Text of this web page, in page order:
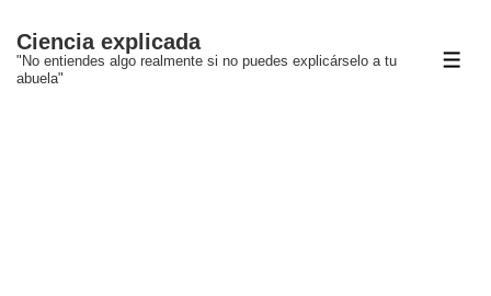
Saltar
Ciencia explicada
"No entiendes algo realmente si no puedes explicárselo a tu
abuela"